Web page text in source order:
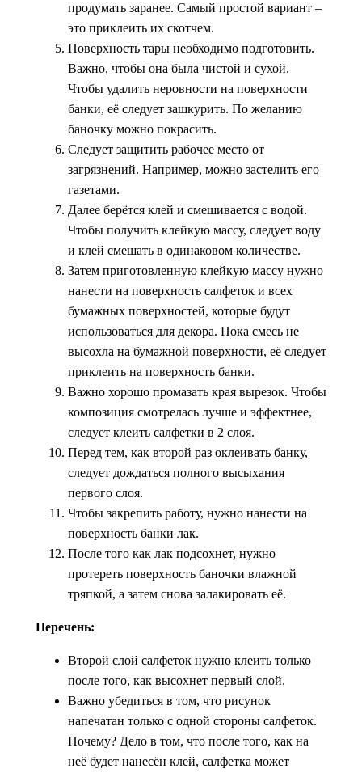
продумать заранее. Самый простой вариант –
это приклеить их скотчем.
Поверхность тары необходимо подготовить.
Важно, чтобы она была чистой и сухой.
Чтобы удалить неровности на поверхности
банки, её следует зашкурить. По желанию
баночку можно покрасить.
Следует защитить рабочее место от
загрязнений. Например, можно застелить его
газетами.
Далее берётся клей и смешивается с водой.
Чтобы получить клейкую массу, следует воду
и клей смешать в одинаковом количестве.
Затем приготовленную клейкую массу нужно
нанести на поверхность салфеток и всех
бумажных поверхностей, которые будут
использоваться для декора. Пока смесь не
высохла на бумажной поверхности, её следует
приклеить на поверхность банки.
Важно хорошо промазать края вырезок. Чтобы
композиция смотрелась лучше и эффектнее,
следует клеить салфетки в 2 слоя.
Перед тем, как второй раз оклеивать банку,
следует дождаться полного высыхания
первого слоя.
Чтобы закрепить работу, нужно нанести на
поверхность банки лак.
После того как лак подсохнет, нужно
протереть поверхность баночки влажной
тряпкой, а затем снова залакировать её.
Перечень:
Второй слой салфеток нужно клеить только
после того, как высохнет первый слой.
Важно убедиться в том, что рисунок
напечатан только с одной стороны салфеток.
Почему? Дело в том, что после того, как на
неё будет нанесён клей, салфетка может